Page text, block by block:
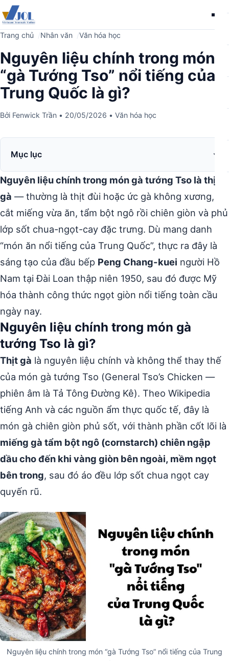
Trang chủ Nhân văn Văn hóa học
Nguyên liệu chính trong món
“gà Tướng Tso” nổi tiếng của
Trung Quốc là gì?
Bởi Fenwick Trần • 20/05/2026 • Văn hóa học
Mục lục
Nguyên liệu chính trong món gà tướng Tso là thịt
gà — thường là thịt đùi hoặc ức gà không xương,
cắt miếng vừa ăn, tẩm bột ngô rồi chiên giòn và phủ
lớp sốt chua-ngọt-cay đặc trưng. Dù mang danh
“món ăn nổi tiếng của Trung Quốc”, thực ra đây là
sáng tạo của đầu bếp Peng Chang-kuei người Hồ
Nam tại Đài Loan thập niên 1950, sau đó được Mỹ
hóa thành công thức ngọt giòn nổi tiếng toàn cầu
ngày nay.
Nguyên liệu chính trong món gà
tướng Tso là gì?
Thịt gà là nguyên liệu chính và không thể thay thế
của món gà tướng Tso (General Tso’s Chicken —
phiên âm là Tả Tông Đường Kê). Theo Wikipedia
tiếng Anh và các nguồn ẩm thực quốc tế, đây là
món gà chiên giòn phủ sốt, với thành phần cốt lõi là
miếng gà tẩm bột ngô (cornstarch) chiên ngập
dầu cho đến khi vàng giòn bên ngoài, mềm ngọt
bên trong, sau đó áo đều lớp sốt chua ngọt cay
quyến rũ.
Nguyên liệu chính trong món “gà Tướng Tso” nổi tiếng của Trung